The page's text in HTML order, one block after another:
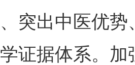
突出中医优
证据体系。